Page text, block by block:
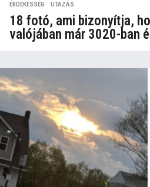
ÉRDEKESSÉG ,UTAZÁS
18 fotó, ami bizonyítja,
valójában már 3020-ban